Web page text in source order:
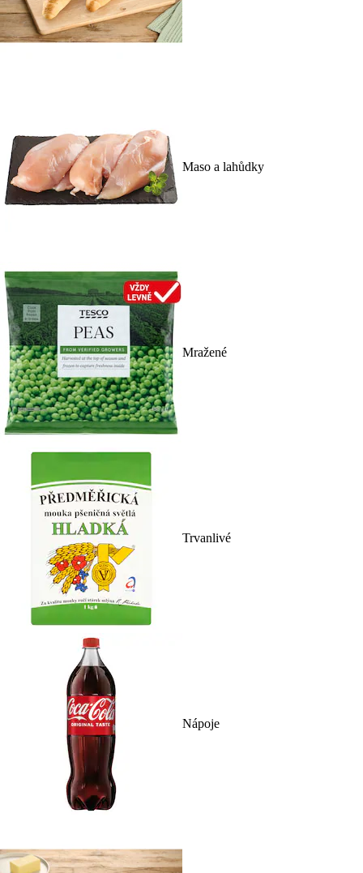
Maso a lahůdky
Mražené
Trvanlivé
Nápoje